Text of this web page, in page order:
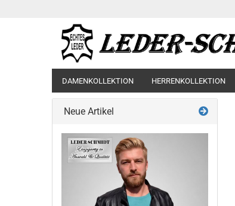
DAMENKOLLEKTION HERRENKOLLEKTION
Neue Artikel